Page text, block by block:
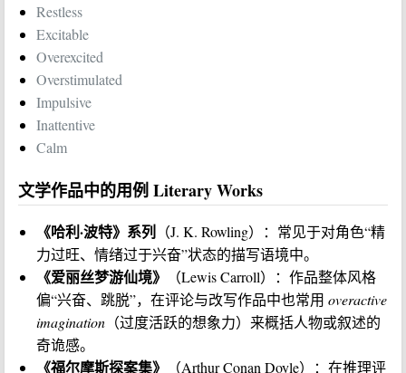
Restless
Excitable
Overexcited
Overstimulated
Impulsive
Inattentive
Calm
文学作品中的用例 Literary Works
《哈利·波特》系列 （J. K. Rowling）：常见于对角色“精
力过旺、情绪过于兴奋”状态的描写语境中。
《爱丽丝梦游仙境》
（Lewis Carroll）：作品整体风格
偏“兴奋、跳脱”，在评论与改写作品中也常用 overactive
imagination （过度活跃的想象力）来概括人物或叙述的
奇诡感。
《福尔摩斯探案集》 （Arthur Conan Doyle）：在推理评